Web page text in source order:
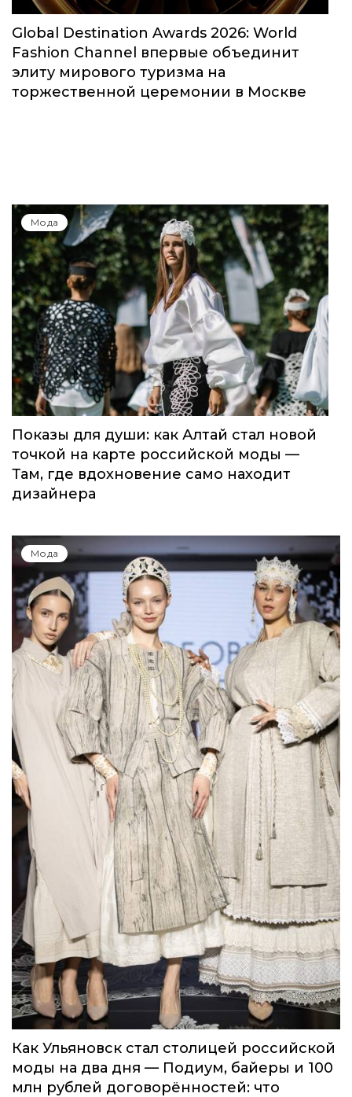
Global Destination Awards 2026: World
Fashion Channel впервые объединит
элиту мирового туризма на
торжественной церемонии в Москве
Мода
Показы для души: как Алтай стал новой
точкой на карте российской моды —
Там, где вдохновение само находит
дизайнера
Мода
Как Ульяновск стал столицей российской
моды на два дня — Подиум, байеры и 100
млн рублей договорённостей: что